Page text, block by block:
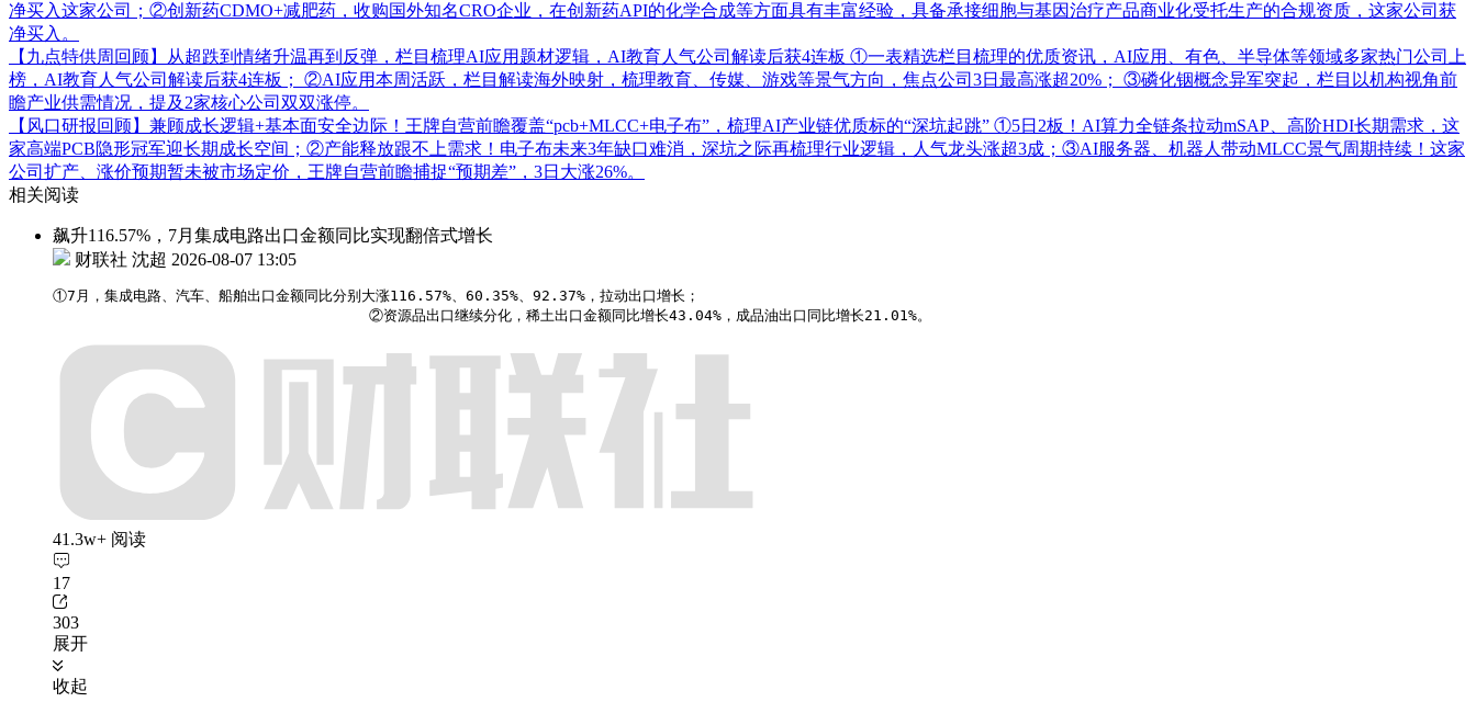
净买入这家公司；②创新药CDMO+减肥药，收购国外知名CRO企业，在创新药API的化学合成等方面具有丰富经验，具备承接细胞与基因治疗产品商业化受托生产的合规资质，这家公司获
净买入。
【九点特供周回顾】从超跌到情绪升温再到反弹，栏目梳理AI应用题材逻辑，AI教育人气公司解读后获4连板 ①一表精选栏目梳理的优质资讯，AI应用、有色、半导体等领域多家热门公司上
榜，AI教育人气公司解读后获4连板； ②AI应用本周活跃，栏目解读海外映射，梳理教育、传媒、游戏等景气方向，焦点公司3日最高涨超20%； ③磷化铟概念异军突起，栏目以机构视角前
瞻产业供需情况，提及2家核心公司双双涨停。
【风口研报回顾】兼顾成长逻辑+基本面安全边际！王牌自营前瞻覆盖“pcb+MLCC+电子布”，梳理AI产业链优质标的“深坑起跳” ①5日2板！AI算力全链条拉动mSAP、高阶HDI长期需求，这
家高端PCB隐形冠军迎长期成长空间；②产能释放跟不上需求！电子布未来3年缺口难消，深坑之际再梳理行业逻辑，人气龙头涨超3成；③AI服务器、机器人带动MLCC景气周期持续！这家
公司扩产、涨价预期暂未被市场定价，王牌自营前瞻捕捉“预期差”，3日大涨26%。
相关阅读
飙升116.57%，7月集成电路出口金额同比实现翻倍式增长
财联社 沈超 2026-08-07 13:05
①7月，集成电路、汽车、船舶出口金额同比分别大涨116.57%、60.35%、92.37%，拉动出口增长；
                                    ②资源品出口继续分化，稀土出口金额同比增长43.04%，成品油出口同比增长21.01%。
41.3w+ 阅读
17
303
展开
收起